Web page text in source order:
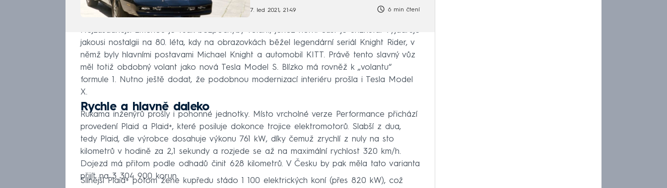
7. led 2021, 21:49 6 min čtení
Nejzásadnější změnou je však bezpochyby volant, jehož horní část je uříznuta. Vyjadřuje
jakousi nostalgii na 80. léta, kdy na obrazovkách běžel legendární seriál Knight Rider, v
němž byly hlavními postavami Michael Knight a automobil KITT. Právě tento slavný vůz
měl totiž obdobný volant jako nová Tesla Model S. Blízko má rovněž k „volantu“
formule 1. Nutno ještě dodat, že podobnou modernizací interiéru prošla i Tesla Model
X.
Rychle a hlavně daleko
Rukama inženýrů prošly i pohonné jednotky. Místo vrcholné verze Performance přichází
provedení Plaid a Plaid+, které posiluje dokonce trojice elektromotorů. Slabší z dua,
tedy Plaid, dle výrobce dosahuje výkonu 761 kW, díky čemuž zrychlí z nuly na sto
kilometrů v hodině za 2,1 sekundy a rozjede se až na maximální rychlost 320 km/h.
Dojezd má přitom podle odhadů činit 628 kilometrů. V Česku by pak měla tato varianta
přijít na 3 304 900 korun.
Silnější Plaid+ potom žene kupředu stádo 1 100 elektrických koní (přes 820 kW), což